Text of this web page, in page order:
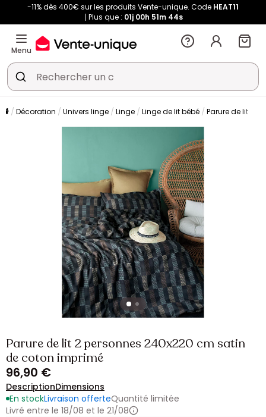
-11% dès 400€ sur les produits Vente-unique. Code HEAT11
Plus que : 01j 00h 51m 44s
Menu
Décoration Univers linge Linge Linge de lit bébé Parure de lit
Parure de lit 2 personnes 240x220 cm satin
de coton imprimé
96,90 €
DescriptionDimensions
En stockLivraison offerteQuantité limitée
Livré entre le 18/08 et le 21/08